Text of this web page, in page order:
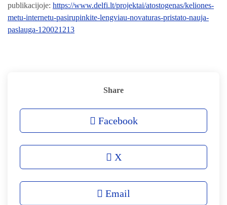
publikacijoje: https://www.delfi.lt/projektai/atostogenas/keliones-
metu-internetu-pasirupinkite-lengviau-novaturas-pristato-nauja-
paslauga-120021213
Share
Facebook
X
Email